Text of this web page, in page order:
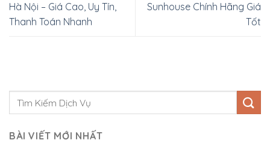
Hà Nội – Giá Cao, Uy Tín,
Thanh Toán Nhanh
Sunhouse Chính Hãng Giá
Tốt
BÀI VIẾT MỚI NHẤT